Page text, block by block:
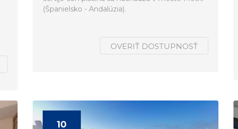
(Španielsko - Andalúzia).
OVERIŤ DOSTUPNOSŤ
10